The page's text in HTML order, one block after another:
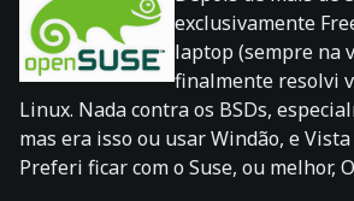
exclusivamente
laptop (sempre na
finalmente resolvi
Linux. Nada contra os BSDs,
mas era isso ou usar Windão, e
Preferi ficar com o Suse, ou melhor,